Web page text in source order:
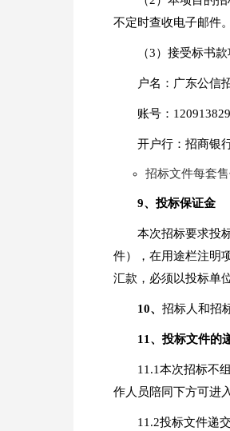
不定时查收电子邮件
（3）接受标书
户名：广东公信
账号：
开户行：招商银
招标文件每套
9、投标保证金
本次招标要求投
件），在用途栏注明
汇款，必须以投标单
10、 招标人和招
1 1 、投标文件的
11.1本次招标不
作人员陪同下方可进
11.2投标文件递